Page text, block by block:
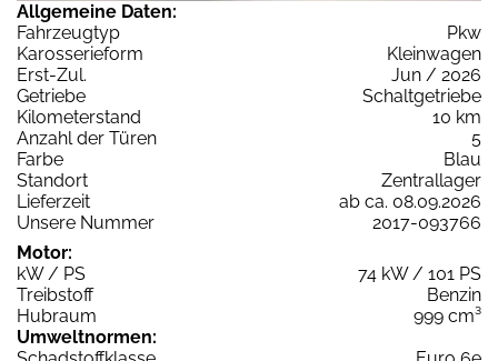
Allgemeine Daten:
Fahrzeugtyp
Pkw
Karosserieform
Kleinwagen
Erst-Zul.
Jun / 2026
Getriebe
Schaltgetriebe
Kilometerstand
10 km
Anzahl der Türen
5
Farbe
Blau
Standort
Zentrallager
Lieferzeit
ab ca. 08.09.2026
Unsere Nummer
2017-093766
Motor:
kW / PS
74 kW / 101 PS
Treibstoff
Benzin
Hubraum
999 cm³
Umweltnormen: